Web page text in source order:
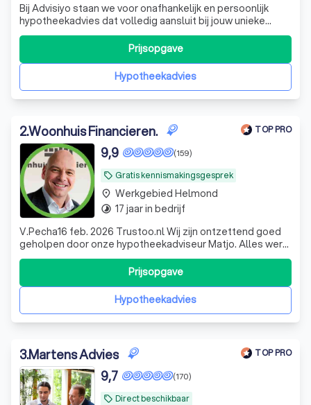
Bij Advisiyo staan we voor onafhankelijk en persoonlijk
hypotheekadvies dat volledig aansluit bij jouw unieke
situatie en wensen. Als ervaren tussenpersoon vergelijken
we de mogelijkheden bij diverse hypotheekverstrekkers
om de beste oplossing voor jou te vinden. Of je nu een
starter bent, wilt doorHypotheekadvies
Prijsopgave
2.Woonhuis Financieren. TOP PRO
local_offer Gratis kennismakingsgesprek
(159)
9,9
V.Pecha16 feb. 2026 Trustoo.nl Wij zijn ontzettend goed
geholpen door onze hypotheekadviseur Matjo. Alles werd
duidelijk uitgelegd. De begeleiding was professioneel,
betrokken en geruststellend.
Hypotheekadvies
Prijsopgave
place Werkgebied Helmond
timelapse 17 jaar in bedrijf
3.Martens Advies TOP PRO
local_offer Direct beschikbaar
(170)
9,7